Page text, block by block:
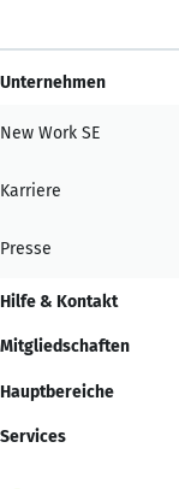
Unternehmen
New Work SE
Karriere
Presse
Hilfe & Kontakt
Mitgliedschaften
Hauptbereiche
Services